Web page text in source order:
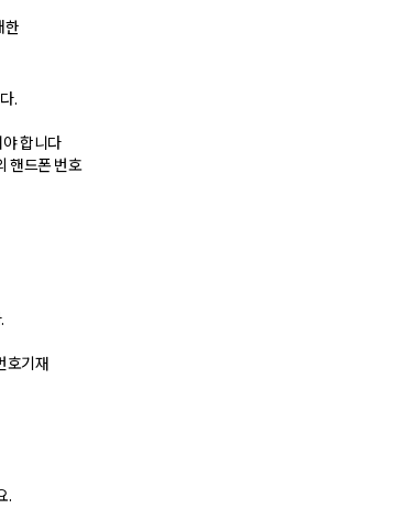
한
.
합니다
핸드폰 번호
호기재
.